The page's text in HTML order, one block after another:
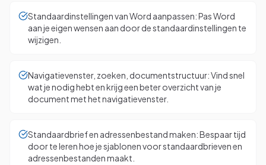
Standaardinstellingen van Word aanpassen: Pas Word
aan je eigen wensen aan door de standaardinstellingen te
wijzigen.
Navigatievenster, zoeken, documentstructuur: Vind snel
wat je nodig hebt en krijg een beter overzicht van je
document met het navigatievenster.
Standaardbrief en adressenbestand maken: Bespaar tijd
door te leren hoe je sjablonen voor standaardbrieven en
adressenbestanden maakt.